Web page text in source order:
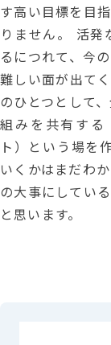
す高い目標を目
りません。 活
るにつれて、今
難しい面が出て
のひとつとして
組みを共有す
ト）という場を
いくかはまだわ
の大事にしてい
と思います。